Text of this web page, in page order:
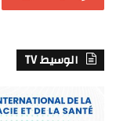
الوسيط TV